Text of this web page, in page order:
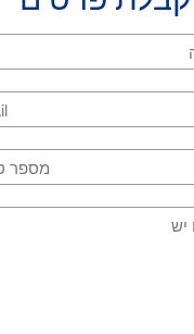
חזון מן השולחן
ונקי שאין ערוך לו, מלא
כנושא ליישום
ואתה מתחייב
תרגול בני שתי
הנושאים באופן אקראי,